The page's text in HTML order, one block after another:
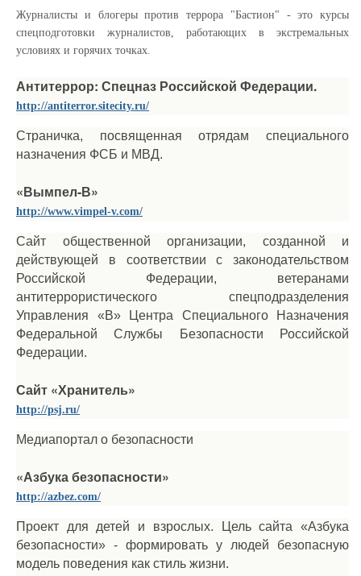
Журналисты и блогеры против террора "Бастион" - это курсы
спецподготовки журналистов, работающих в экстремальных
условиях и горячих точках.
Антитеррор: Спецназ Российской Федерации.
http://antiterror.sitecity.ru/
Страничка, посвященная отрядам специального
назначения ФСБ и МВД.
«Вымпел-В»
http://www.vimpel-v.com/
Сайт общественной организации, созданной и
действующей в соответствии с законодательством
Российской Федерации, ветеранами
антитеррористического спецподразделения
Управления «В» Центра Специального Назначения
Федеральной Службы Безопасности Российской
Федерации.
Сайт «Хранитель»
http://psj.ru/
Медиапортал о безопасности
«Азбука безопасности»
http://azbez.com/
Проект для детей и взрослых. Цель сайта «Азбука
безопасности» - формировать у людей безопасную
модель поведения как стиль жизни.